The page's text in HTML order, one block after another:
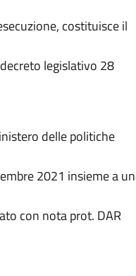
costituisce il
legislativo 28
delle politiche
2021 insieme a
con nota prot. DAR